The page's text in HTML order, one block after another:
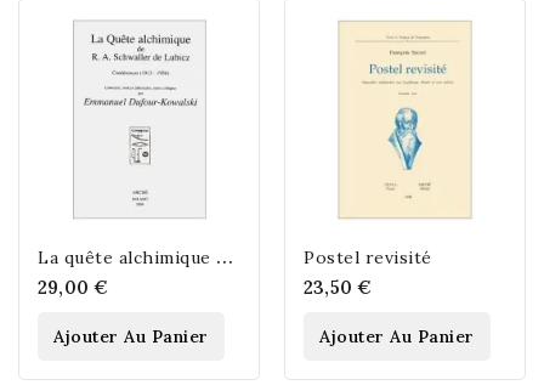
L
a quête alchimique de R. A. Schwaller de Lubicz. Conférences (1913-1956)
29,00 €
Ajouter Au Panier
Postel revisité
23,50 €
Ajouter Au Panier